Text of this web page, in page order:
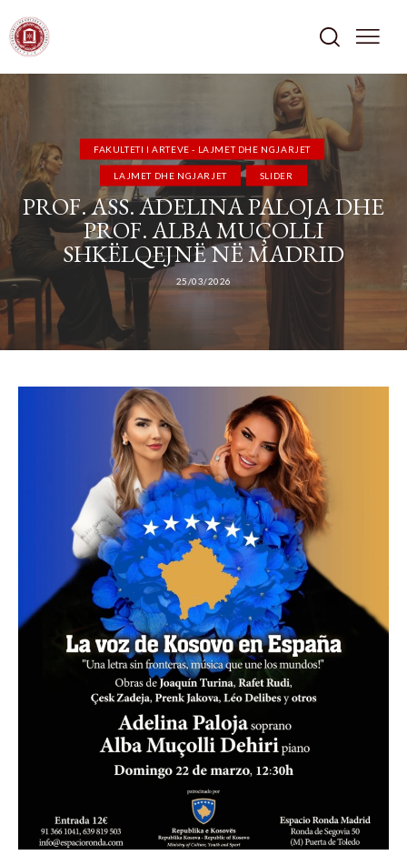
FAKULTETI I ARTEVE - LAJMET DHE NGJARJET
LAJMET DHE NGJARJET SLIDER
PROF. ASS. ADELINA PALOJA DHE
PROF. ALBA MUÇOLLI
SHKËLQEJNË NË MADRID
25/03/2026